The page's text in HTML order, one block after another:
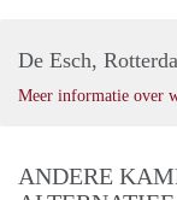
De Esch,
Meer informatie over
ANDERE